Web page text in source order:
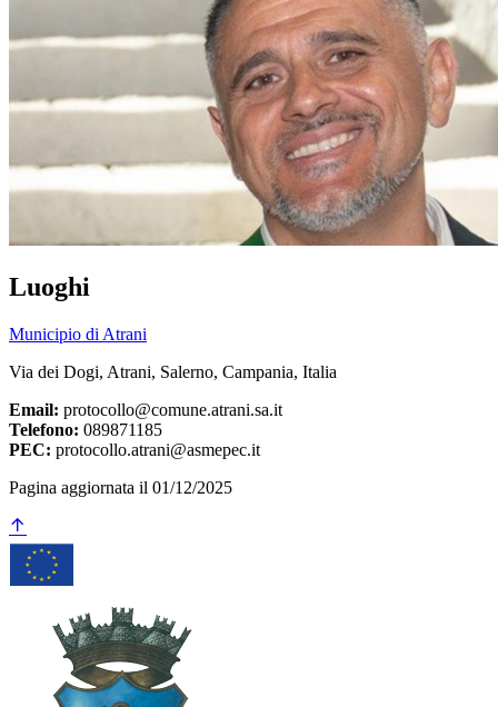
Luoghi
Municipio di Atrani
Via dei Dogi, Atrani, Salerno, Campania, Italia
Email: protocollo@comune.atrani.sa.it
Telefono: 089871185
PEC: protocollo.atrani@asmepec.it
Pagina aggiornata il 01/12/2025